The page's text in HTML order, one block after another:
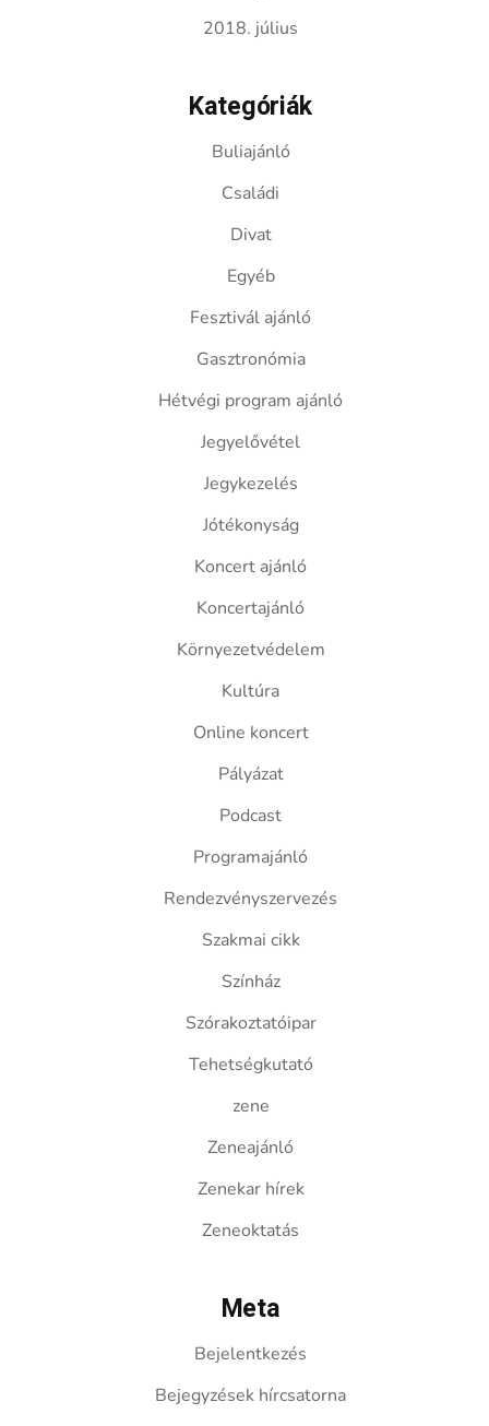
2018. július
Kategóriák
Buliajánló
Családi
Divat
Egyéb
Fesztivál ajánló
Gasztronómia
Hétvégi program ajánló
Jegyelővétel
Jegykezelés
Jótékonyság
Koncert ajánló
Koncertajánló
Környezetvédelem
Kultúra
Online koncert
Pályázat
Podcast
Programajánló
Rendezvényszervezés
Szakmai cikk
Színház
Szórakoztatóipar
Tehetségkutató
zene
Zeneajánló
Zenekar hírek
Zeneoktatás
Meta
Bejelentkezés
Bejegyzések hírcsatorna